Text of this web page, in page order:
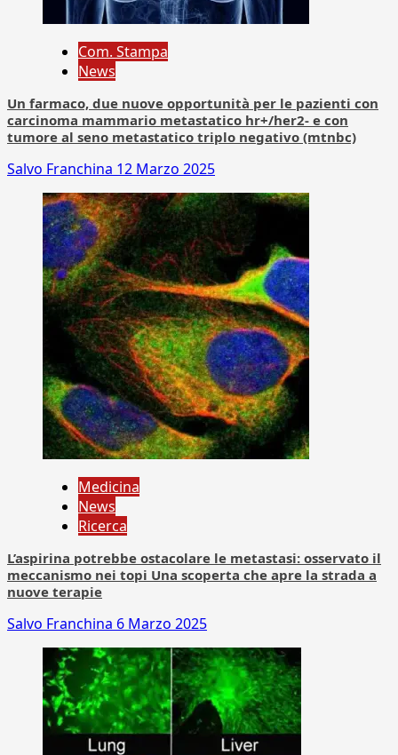
Com. Stampa
News
Un farmaco, due nuove opportunità per le pazienti con
carcinoma mammario metastatico hr+/her2- e con
tumore al seno metastatico triplo negativo (mtnbc)
Salvo Franchina 12 Marzo 2025
Medicina
News
Ricerca
L’aspirina potrebbe ostacolare le metastasi: osservato il
meccanismo nei topi Una scoperta che apre la strada a
nuove terapie
Salvo Franchina 6 Marzo 2025